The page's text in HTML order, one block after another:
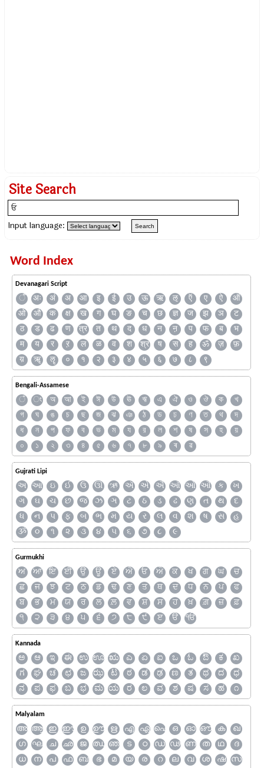
Site Search
Input language:
Word Index
Devanagari Script
ँ अः अं अ आ इ ई उ ऊ ऋ ऌ ऍ ए ऐ
ऑ
ओ
औ क क्ष ख ग घ ङ च छ ज्ञ ज झ ञ
ट
ठ
ड ढ ण त्र त थ द ध न ऩ प फ ब
भ
म
य र ऱ ल ळ व श श्र ष स ह ॐ ज़
फ़
य़
ॠ ॡ ० १ २ ३ ४ ५ ६ ७ ८ ९
Bengali-Assamese
ঁ ং অ আ ই ঈ উ ঊ ঋ এ ঐ ও ঔ ক
খ
গ
ঘ ঙ চ ছ জ ঝ ঞ ঠ ড ঢ ণ ত থ
দ
ধ
ন প ফ ব ভ ম য র ল শ ষ স হ
য়
০
১ ২ ৩ ৪ ৫ ৬ ৭ ৮ ৯ ৰ ৱ
Gujrati Lipi
અ આ ઇ ઈ ઉ ઊ ઋ ઍ એ ઐ ઑ ઓ ઔ ક
ખ
ગ
ઘ ચ છ જ ઝ ઞ ટ ઠ ડ ઢ ણ ત થ
દ
ધ
ન પ ફ બ ભ મ ય ર લ વ શ ષ સ
હ
ૐ
૦ ૧ ૨ ૩ ૪ ૫ ૬ ૭ ૮ ૯
Gurmukhi
ਅ ਆ ਇ ਈ ਉ ਊ ਏ ਐ ਓ ਔ ਕ ਖ ਗ ਘ
ਚ
ਛ
ਜ ਝ ਟ ਠ ਡ ਢ ਣ ਤ ਥ ਦ ਧ ਨ ਪ
ਫ
ਬ
ਭ ਮ ਯ ਰ ਲ ਲ਼ ਵ ਸ਼ ਸ ਹ ਖ਼ ਗ਼ ਜ਼
ਫ਼
੧
੨ ੩ ੪ ੫ ੬ ੭ ੮ ੯ ੲ ੳ ੴ
Kannada
ಅ ಆ ಇ ಈ ಉ ಊ ಋ ಎ ಏ ಐ ಒ ಓ ಔ ಕ
ಖ
ಗ
ಘ ಚ ಛ ಜ ಝ ಟ ಠ ಡ ಢ ಣ ತ ಥ ದ
ಧ
ನ
ಪ ಫ ಬ ಭ ಮ ಯ ರ ಲ ವ ಶ ಷ ಸ ಹ ೧
Malyalam
അ ആ ഇ ഈ ഉ ഊ ഋ എ ഏ ഐ ഒ ഓ ഔ ക
ഖ
ഗ
ഘ ച ഛ ജ ഝ ഞ ട ഠ ഡ ഢ ണ ത ഥ
ദ
ധ
ന പ ഫ ബ ഭ മ യ ര റ ല വ ശ ഷ
സ